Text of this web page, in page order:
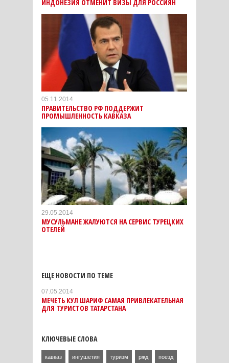
ИНДОНЕЗИЯ ОТМЕНИТ ВИЗЫ ДЛЯ РОССИЯН
05.11.2014
ПРАВИТЕЛЬСТВО РФ ПОДДЕРЖИТ
ПРОМЫШЛЕННОСТЬ КАВКАЗА
29.05.2014
МУСУЛЬМАНЕ ЖАЛУЮТСЯ НА СЕРВИС ТУРЕЦКИХ
ОТЕЛЕЙ
ЕЩЕ НОВОСТИ ПО ТЕМЕ
07.05.2014
МЕЧЕТЬ КУЛ ШАРИФ САМАЯ ПРИВЛЕКАТЕЛЬНАЯ
ДЛЯ ТУРИСТОВ ТАТАРСТАНА
КЛЮЧЕВЫЕ СЛОВА
кавказ ингушетия туризм ржд поезд